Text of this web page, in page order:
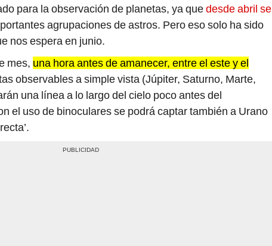
para la observación de planetas, ya quedesde abril se
agrupaciones de astros. Pero eso solo ha sido
nos espera en junio.
mes, una hora antes de amanecer, entre el este y el
observables a simple vista (Júpiter, Saturno, Marte,
una línea a lo largo del cielo poco antes del
el uso de binoculares se podrá captar también a Urano